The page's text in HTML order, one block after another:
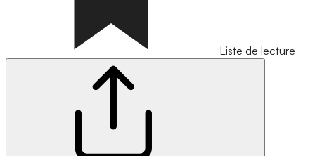
Liste de lecture